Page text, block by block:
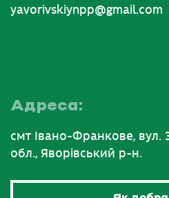
yavorivskiynpp@gmail.com
Адреса:
смт Івано-Франкове, вул.
обл., Яворівський р-н.